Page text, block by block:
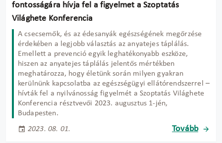
fontosságára hívja fel a figyelmet a Szoptatás
Világhete Konferencia
A csecsemők, és az édesanyák egészségének megőrzése
érdekében a legjobb választás az anyatejes táplálás.
Emellett a prevenció egyik leghatékonyabb eszköze,
hiszen az anyatejes táplálás jelentős mértékben
meghatározza, hogy életünk során milyen gyakran
kerülnünk kapcsolatba az egészségügyi ellátórendszerrel –
hívták fel a nyilvánosság figyelmét a Szoptatás Világhete
Konferencia résztvevői 2023. augusztus 1-jén,
Budapesten.
2023. 08. 01.
Tovább